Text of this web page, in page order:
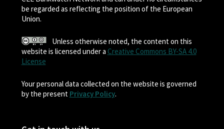
be regarded as reflecting the position of the European
Union.
Unless otherwise noted, the content on this
website is licensed under a Creative Commons BY-SA 4.0
License
Your personal data collected on the website is governed
by the present Privacy Policy.